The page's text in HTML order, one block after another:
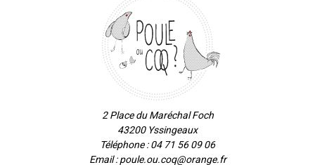
2 Place du Maréchal Foch
43200 Yssingeaux
Téléphone : 04 71 56 09 06
Email : poule.ou.coq@orange.fr